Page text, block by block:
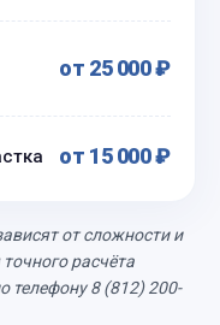
от 25 000 ₽
от 15 000 ₽
от сложности и
расчёта
телефону 8 (812) 200-